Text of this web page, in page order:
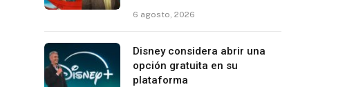
6 agosto, 2026
Disney considera abrir una
opción gratuita en su
plataforma